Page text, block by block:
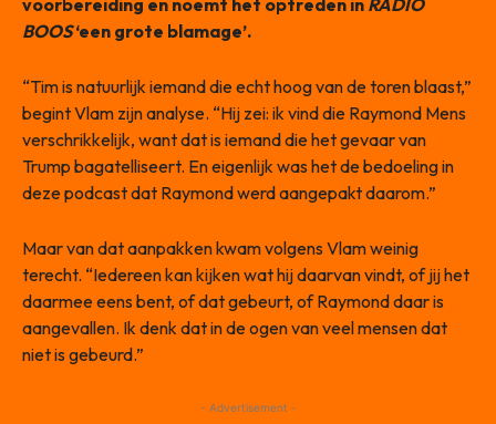
BOOS‘een grote blamage’.
“Tim is natuurlijk iemand die echt hoog van de toren blaast,”
begint Vlam zijn analyse. “Hij zei: ik vind die Raymond Mens
verschrikkelijk, want dat is iemand die het gevaar van
Trump bagatelliseert. En eigenlijk was het de bedoeling in
deze podcast dat Raymond werd aangepakt daarom.”
Maar van dat aanpakken kwam volgens Vlam weinig
terecht. “Iedereen kan kijken wat hij daarvan vindt, of jij het
daarmee eens bent, of dat gebeurt, of Raymond daar is
aangevallen. Ik denk dat in de ogen van veel mensen dat
niet is gebeurd.”
- Advertisement -